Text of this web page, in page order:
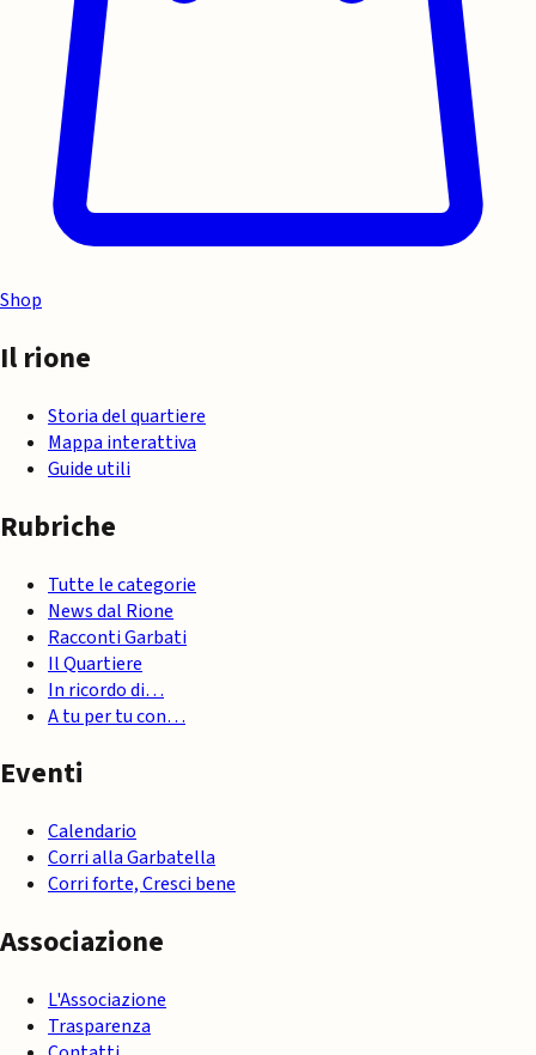
Shop
Il rione
Storia del quartiere
Mappa interattiva
Guide utili
Rubriche
Tutte le categorie
News dal Rione
Racconti Garbati
Il Quartiere
In ricordo di…
A tu per tu con…
Eventi
Calendario
Corri alla Garbatella
Corri forte, Cresci bene
Associazione
L'Associazione
Trasparenza